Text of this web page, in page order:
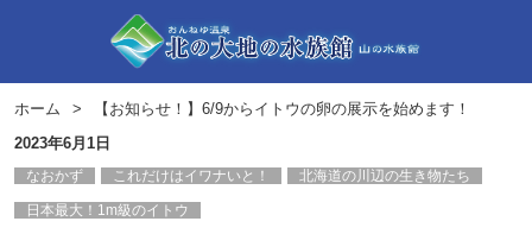
ホーム
【お知らせ！】6/9からイトウの卵の展示を始めます！
2023年6月1日
なおかず これだけはイワナいと！ 北海道の川辺の生き物たち
日本最大！1m級のイトウ